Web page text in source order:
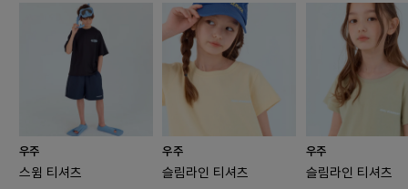
우주
스윔 티셔츠
우주
슬림라인 티셔츠
우주
슬림라인 티셔츠